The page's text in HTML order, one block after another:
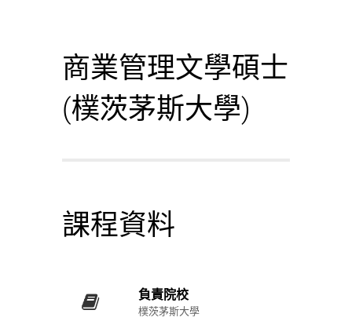
商業管理文學碩士
(樸茨茅斯大學)
課程資料
負責院校
樸茨茅斯大學